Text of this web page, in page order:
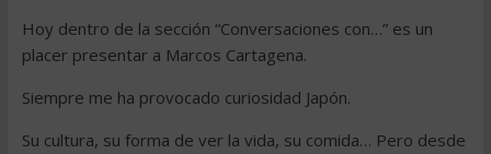
Hoy dentro de la sección “Conversaciones con…” es un
placer presentar a Marcos Cartagena.
Siempre me ha provocado curiosidad Japón.
Su cultura, su forma de ver la vida, su comida… Pero desde